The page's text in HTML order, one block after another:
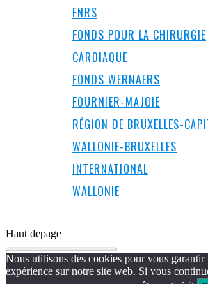
FNRS
FONDS POUR LA CHIRURGIE
CARDIAQUE
FONDS WERNAERS
FOURNIER-MAJOIE
RÉGION DE BRUXELLES-
WALLONIE-BRUXELLES
INTERNATIONAL
WALLONIE
Haut depage
Nous utilisons des cookies pour vous garantir
expérience sur notre site web. Si vous